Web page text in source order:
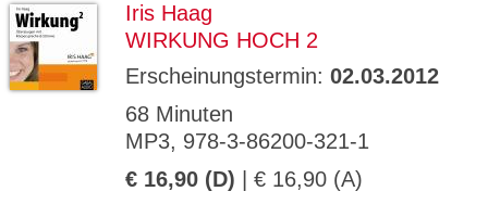
Iris Haag
WIRKUNG HOCH 2
Erscheinungstermin: 02.03.2012
68 Minuten
MP3, 978-3-86200-321-1
€ 16,90 (D) | € 16,90 (A)